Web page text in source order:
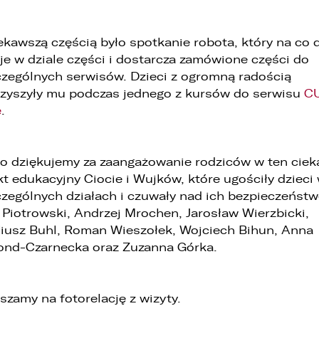
częścią było spotkanie robota, który na co
w dziale części i dostarcza zamówione części do
serwisów. Dzieci z ogromną radością
mu podczas jednego z kursów do serwisu
.
dziękujemy za zaangażowanie rodziców w ten
edukacyjny Ciocie i Wujków, które ugościły dzieci
działach i czuwały nad ich
Piotrowski, Andrzej Mrochen, Jarosław Wierzbicki,
Buhl, Roman Wieszołek, Wojciech Bihun, Anna
Czarnecka oraz Zuzanna Górka.
na fotorelację z wizyty.
1. LELLEK sp. z o.o. ul. Opolska 2c 45-960 Opole,
2. LELLEK Gliwice sp. z o.o. ul. Portowa 2 44-100 Gliwice,
4. LELLEK Katowice sp. z o.o. Oddział w Katowicach ul. T. Kościuszki 328 40-
608 Katowice,
Numer telefonu – Biuro Obsługi Klienta: 801 535 535.
Państwa dane osobowe przetwarzane będą w celu:
1. podniesienia bezpieczeństwa i rzetelności obsługi klienta,
2. przygotowania oferty;